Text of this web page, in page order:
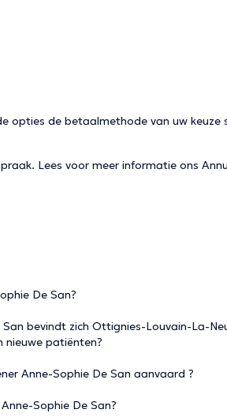
opties de betaalmethode van uw keuze
Lees voor meer informatie ons
De San?
bevindt zich Ottignies-Louvain-La-
nieuwe patiënten?
Anne-Sophie De San aanvaard ?
Sophie De San?